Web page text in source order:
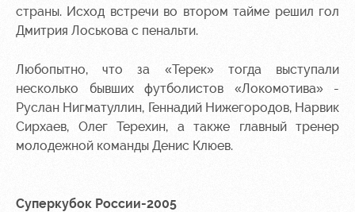
Информация
болельщиков
МГН
страны. Исход встречи во втором тайме решил гол
Дмитрия Лоськова с пенальти.
Любопытно, что за «Терек» тогда выступали
несколько бывших футболистов «Локомотива» -
Руслан Нигматуллин, Геннадий Нижегородов, Нарвик
Сирхаев, Олег Терехин, а также главный тренер
молодежной команды Денис Клюев.
Суперкубок России-2005